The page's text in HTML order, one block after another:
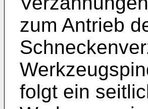
zum Antrieb
folgt ein